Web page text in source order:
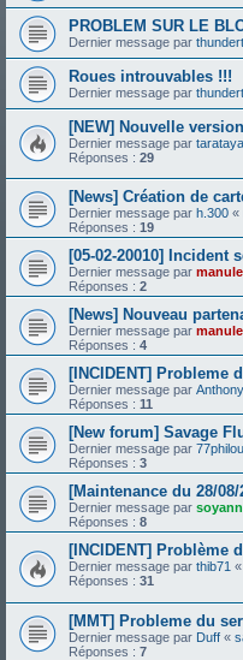
PROBLEM SUR LE
Dernier message par
Roues introuvables !!!
Dernier message par
[NEW] Nouvelle
Dernier message par tarataya
Réponses : 29
[News] Création de
Dernier message par h.300 «
Réponses : 19
[05-02-20010] Incident
Dernier message par
Réponses : 2
[News] Nouveau
Dernier message par
Réponses : 4
[INCIDENT] Probleme
Dernier message par
Réponses : 11
[New forum] Savage
Dernier message par 77philou
Réponses : 3
[Maintenance du 28/08/
Dernier message par soyann
Réponses : 8
[INCIDENT] Problème
Dernier message par thib71 «
Réponses : 31
[MMT] Probleme du
Dernier message par Duff «
Réponses : 7